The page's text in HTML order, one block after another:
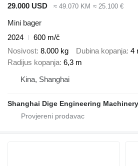
29.000 USD ≈ 49.070 KM ≈ 25.100 €
Mini bager
2024
600 m/č
Nosivost 8.000 kg Dubina kopanja 4
Radijus kopanja 6,3 m
Kina, Shanghai
Shanghai Dige Engineering